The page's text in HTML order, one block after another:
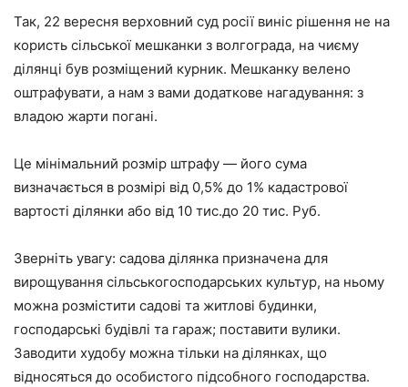
Так, 22 вересня верховний суд росії виніс рішення не на
користь сільської мешканки з волгограда, на чиєму
ділянці був розміщений курник. Мешканку велено
оштрафувати, а нам з вами додаткове нагадування: з
владою жарти погані.
Це мінімальний розмір штрафу — його сума
визначається в розмірі від 0,5% до 1% кадастрової
вартості ділянки або від 10 тис.до 20 тис. Руб.
Зверніть увагу: садова ділянка призначена для
вирощування сільськогосподарських культур, на ньому
можна розмістити садові та житлові будинки,
господарські будівлі та гараж; поставити вулики.
Заводити худобу можна тільки на ділянках, що
відносяться до особистого підсобного господарства.